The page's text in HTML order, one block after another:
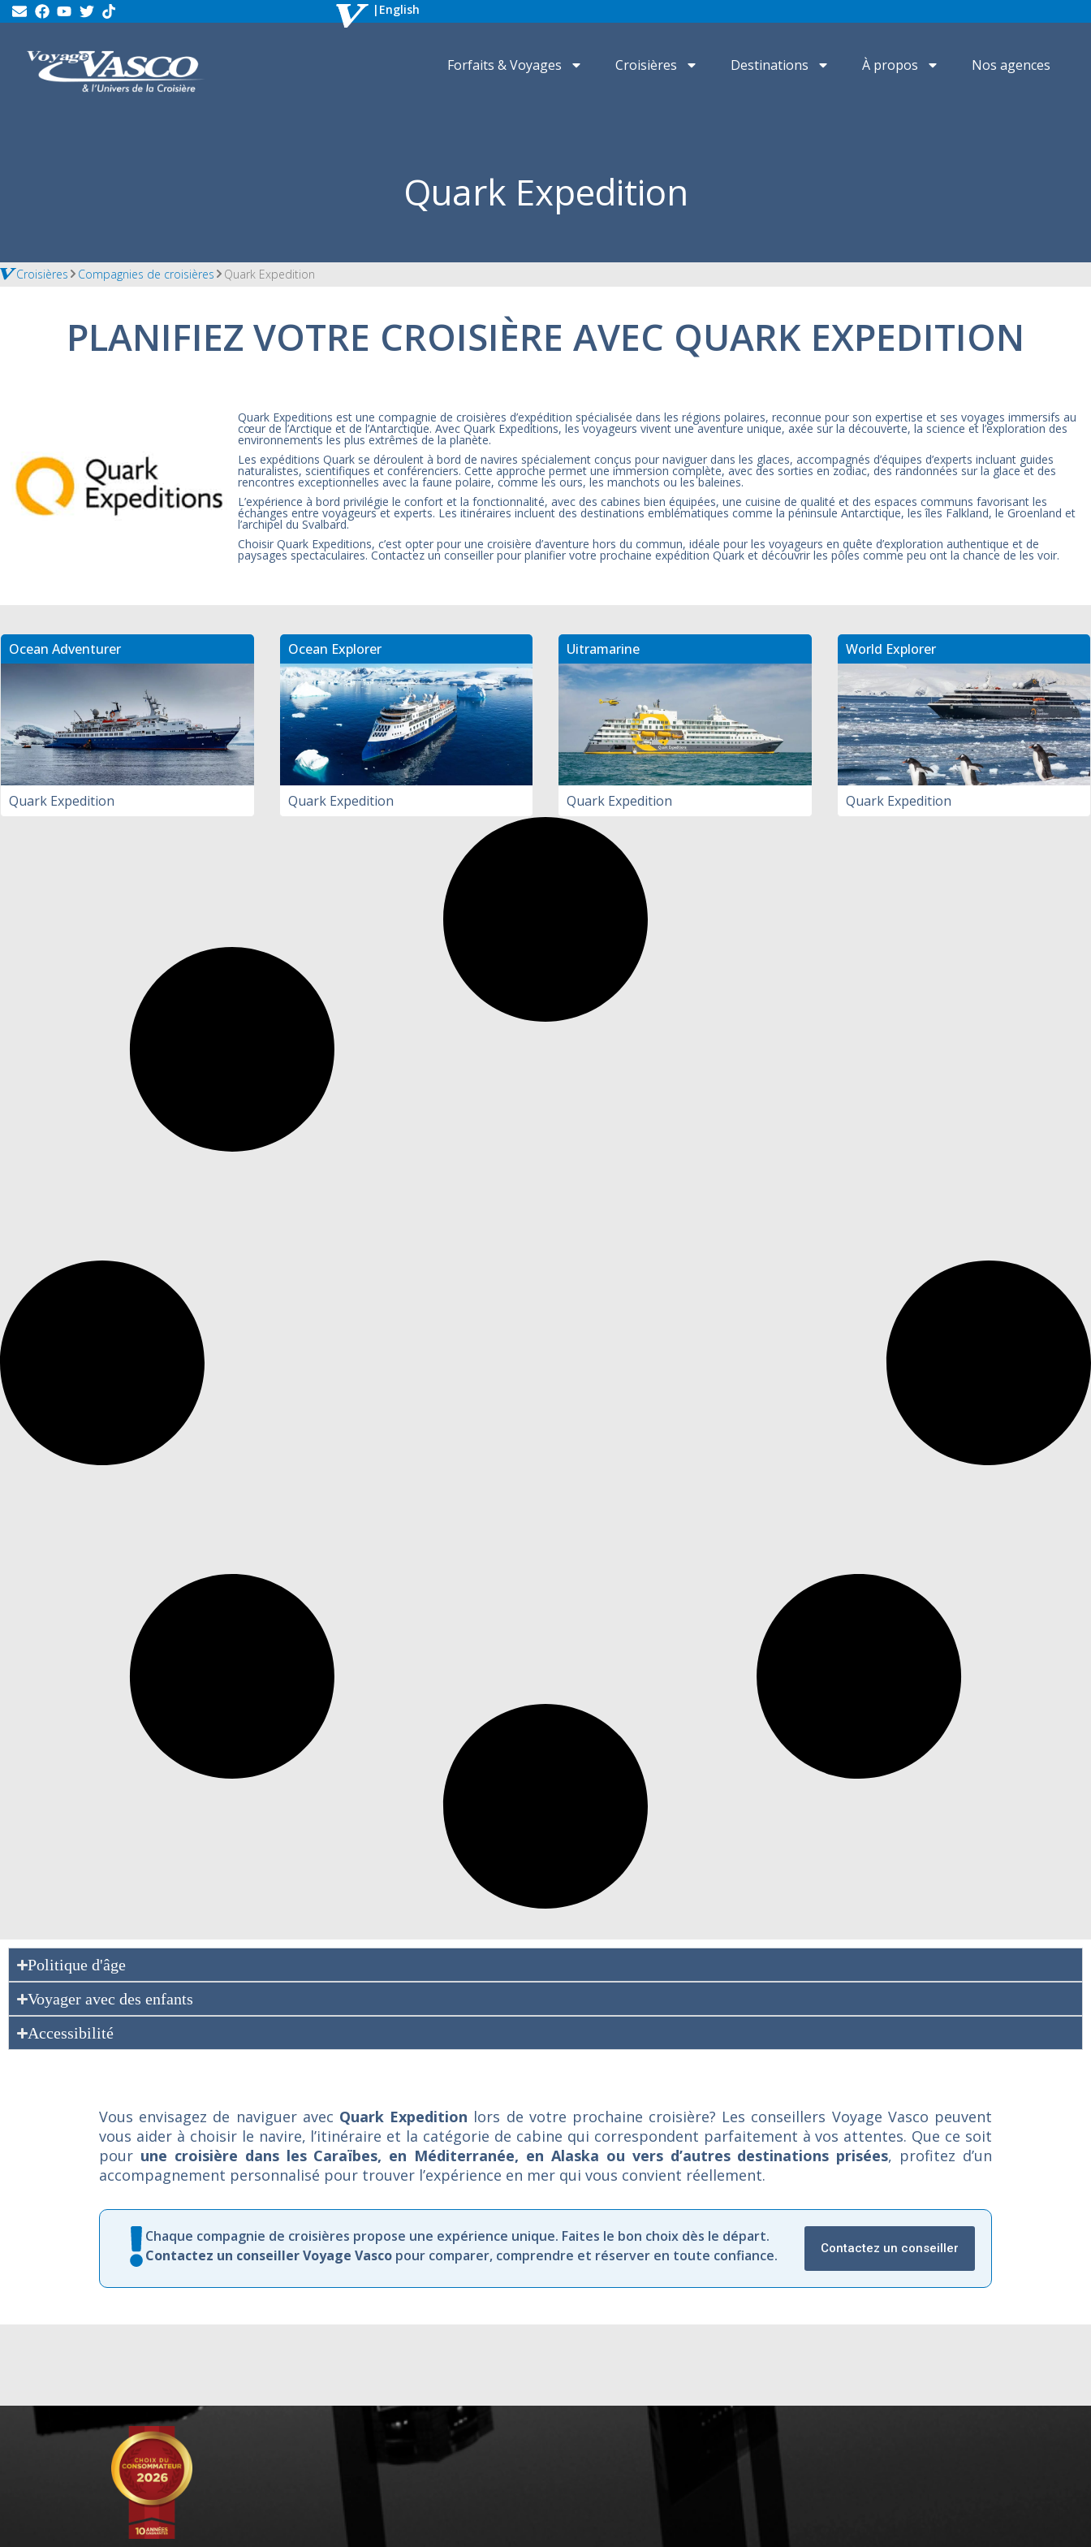
| English
Forfaits & Voyages Croisières Destinations À propos Nos agences
Quark Expedition
Croisières Compagnies de croisières Quark Expedition
PLANIFIEZ VOTRE CROISIÈRE AVEC QUARK EXPEDITION
Quark Expeditions est une compagnie de croisières d’expédition spécialisée dans les régions polaires, reconnue pour son expertise et ses voyages immersifs au
cœur de l’Arctique et de l’Antarctique. Avec Quark Expeditions, les voyageurs vivent une aventure unique, axée sur la découverte, la science et l’exploration des
environnements les plus extrêmes de la planète.
Les expéditions Quark se déroulent à bord de navires spécialement conçus pour naviguer dans les glaces, accompagnés d’équipes d’experts incluant guides
naturalistes, scientifiques et conférenciers. Cette approche permet une immersion complète, avec des sorties en zodiac, des randonnées sur la glace et des
rencontres exceptionnelles avec la faune polaire, comme les ours, les manchots ou les baleines.
L’expérience à bord privilégie le confort et la fonctionnalité, avec des cabines bien équipées, une cuisine de qualité et des espaces communs favorisant les
échanges entre voyageurs et experts. Les itinéraires incluent des destinations emblématiques comme la péninsule Antarctique, les îles Falkland, le Groenland et
l’archipel du Svalbard.
Choisir Quark Expeditions, c’est opter pour une croisière d’aventure hors du commun, idéale pour les voyageurs en quête d’exploration authentique et de
paysages spectaculaires. Contactez un conseiller pour planifier votre prochaine expédition Quark et découvrir les pôles comme peu ont la chance de les voir.
Ocean Adventurer
Quark Expedition
Ocean Explorer
Quark Expedition
Uitramarine
Quark Expedition
World Explorer
Quark Expedition
Politique d'âge
Voyager avec des enfants
Accessibilité
Vous envisagez de naviguer avec Quark Expedition lors de votre prochaine croisière? Les conseillers Voyage Vasco peuvent
vous aider à choisir le navire, l’itinéraire et la catégorie de cabine qui correspondent parfaitement à vos attentes. Que ce soit
pour une croisière dans les Caraïbes, en Méditerranée, en Alaska ou vers d’autres destinations prisées, profitez d’un
accompagnement personnalisé pour trouver l’expérience en mer qui vous convient réellement.
Chaque compagnie de croisières propose une expérience unique. Faites le bon choix dès le départ.
Contactez un conseiller Voyage Vasco pour comparer, comprendre et réserver en toute confiance. Contactez un conseiller